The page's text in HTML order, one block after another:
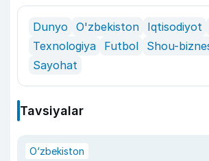
Dunyo O'zbekiston Iqtisodiyot
Texnologiya
Futbol Shou-
Sayohat
Tavsiyalar
O‘zbekiston